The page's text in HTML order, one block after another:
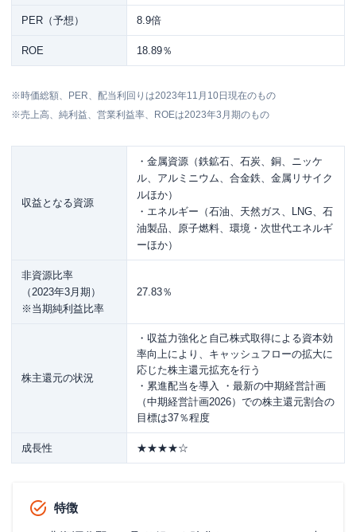
PER（予想） 8.9倍
ROE 18.89％
※時価総額、PER、配当利回りは2023年11月10日現在のもの
※売上高、純利益、営業利益率、ROEは2023年3月期のもの
収益となる資源
・金属資源（鉄鉱石、石炭、銅、ニッケ
ル、アルミニウム、合金鉄、金属リサイク
ルほか）
・エネルギー（石油、天然ガス、LNG、石
油製品、原子燃料、環境・次世代エネルギ
ーほか）
非資源比率
（2023年3月期）
※当期純利益比率
27.83％
株主還元の状況
・収益力強化と自己株式取得による資本効
率向上により、キャッシュフローの拡大に
応じた株主還元拡充を行う
・累進配当を導入 ・最新の中期経営計画
（中期経営計画2026）での株主還元割合の
目標は37％程度
成長性 ★★★★☆
特徴